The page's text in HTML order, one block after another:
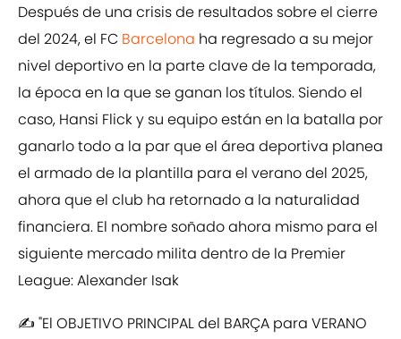
Después de una crisis de resultados sobre el cierre
del 2024, el FC Barcelona ha regresado a su mejor
nivel deportivo en la parte clave de la temporada,
la época en la que se ganan los títulos. Siendo el
caso, Hansi Flick y su equipo están en la batalla por
ganarlo todo a la par que el área deportiva planea
el armado de la plantilla para el verano del 2025,
ahora que el club ha retornado a la naturalidad
financiera. El nombre soñado ahora mismo para el
siguiente mercado milita dentro de la Premier
League: Alexander Isak
✍️ "El OBJETIVO PRINCIPAL del BARÇA para VERANO